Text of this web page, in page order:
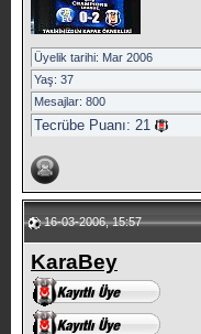
Üyelik tarihi: Mar 2006
Yaş: 37
Mesajlar: 800
Tecrübe Puanı: 21
16-03-2006, 15:57
KaraBey